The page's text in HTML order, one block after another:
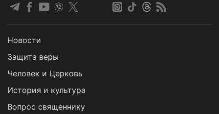
Новости
Защита веры
Человек и Церковь
История и культура
Вопрос священнику